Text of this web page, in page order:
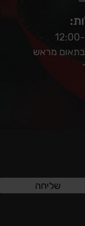
שליחה